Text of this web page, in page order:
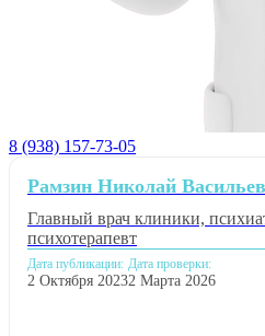
8 (938) 157-73-05
Рамзин Николай
Главный врач клиники,
психотерапевт
Дата публикации:
2 Октября 2023
Дата проверки:
2 Марта 2026